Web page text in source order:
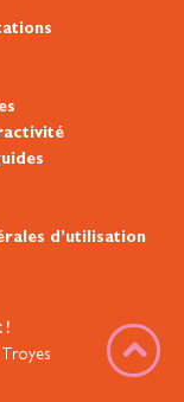
d’utilisation
!